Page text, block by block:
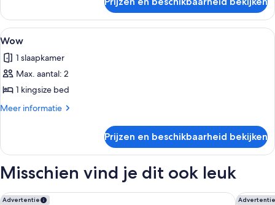
Alle
foto's
voor
Wow
laden
Een moderne hotelkamer met een
11
Wow
1 slaapkamer
Max. aantal: 2
1 kingsize bed
Meer informatie
Meer
Prijzen en beschikbaarheid bekijken
Misschien vind je dit ook leuk
Advertentie
Rome Airport Hotel Fiumicino Advertentie
Cardo